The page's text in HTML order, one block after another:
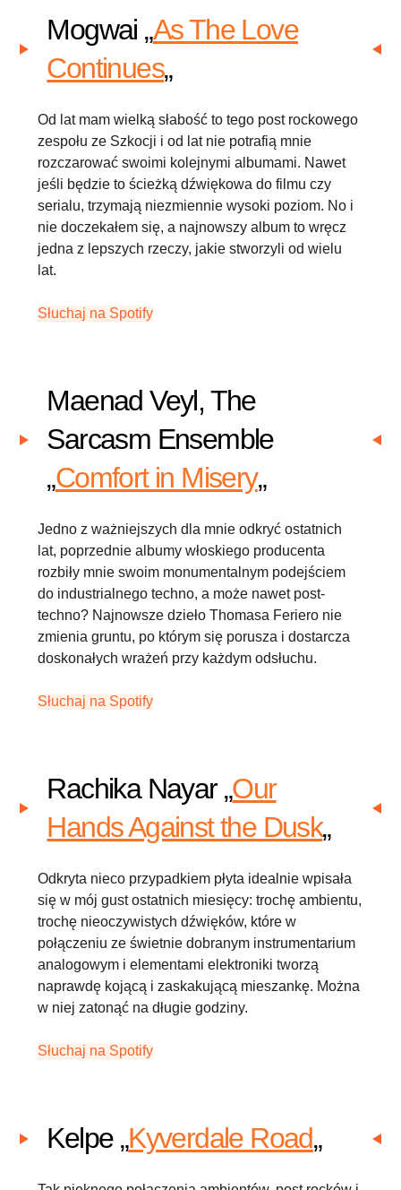
Mogwai „As The Love
Continues„
Od lat mam wielką słabość to tego post rockowego
zespołu ze Szkocji i od lat nie potrafią mnie
rozczarować swoimi kolejnymi albumami. Nawet
jeśli będzie to ścieżką dźwiękowa do filmu czy
serialu, trzymają niezmiennie wysoki poziom. No i
nie doczekałem się, a najnowszy album to wręcz
jedna z lepszych rzeczy, jakie stworzyli od wielu
lat.
Słuchaj na Spotify
Maenad Veyl, The
Sarcasm Ensemble
„Comfort in Misery„
Jedno z ważniejszych dla mnie odkryć ostatnich
lat, poprzednie albumy włoskiego producenta
rozbiły mnie swoim monumentalnym podejściem
do industrialnego techno, a może nawet post-
techno? Najnowsze dzieło Thomasa Feriero nie
zmienia gruntu, po którym się porusza i dostarcza
doskonałych wrażeń przy każdym odsłuchu.
Słuchaj na Spotify
Rachika Nayar „Our
Hands Against the Dusk„
Odkryta nieco przypadkiem płyta idealnie wpisała
się w mój gust ostatnich miesięcy: trochę ambientu,
trochę nieoczywistych dźwięków, które w
połączeniu ze świetnie dobranym instrumentarium
analogowym i elementami elektroniki tworzą
naprawdę kojącą i zaskakującą mieszankę. Można
w niej zatonąć na długie godziny.
Słuchaj na Spotify
Kelpe „Kyverdale Road„